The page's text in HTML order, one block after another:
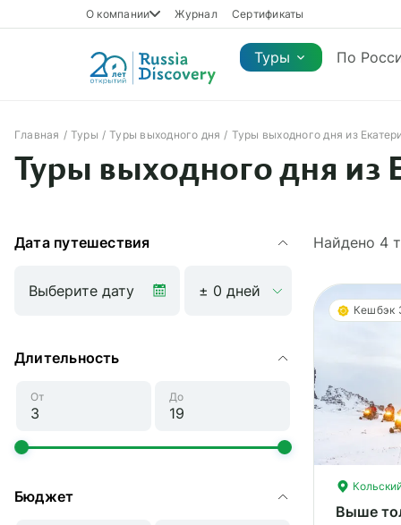
О компании Журнал Сертификаты
Туры
Каталог туров
По
Каталог туров
Регионы Коллекции Виды отдыха
Главная Туры Туры выходного дня Туры выходного дня из
Туры выходного дня из
Дата путешествия
Длительность
От До
Бюджет
Найдено 4
Кешбэк
Выше